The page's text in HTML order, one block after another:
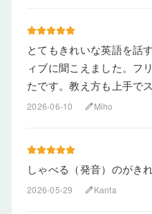
とてもきれいな英語を話
ィブに聞こえました。フ
たです。教え方も上手で
2026-06-10 editMiho
しゃべる（発音）のがき
2026-05-29 editKanta